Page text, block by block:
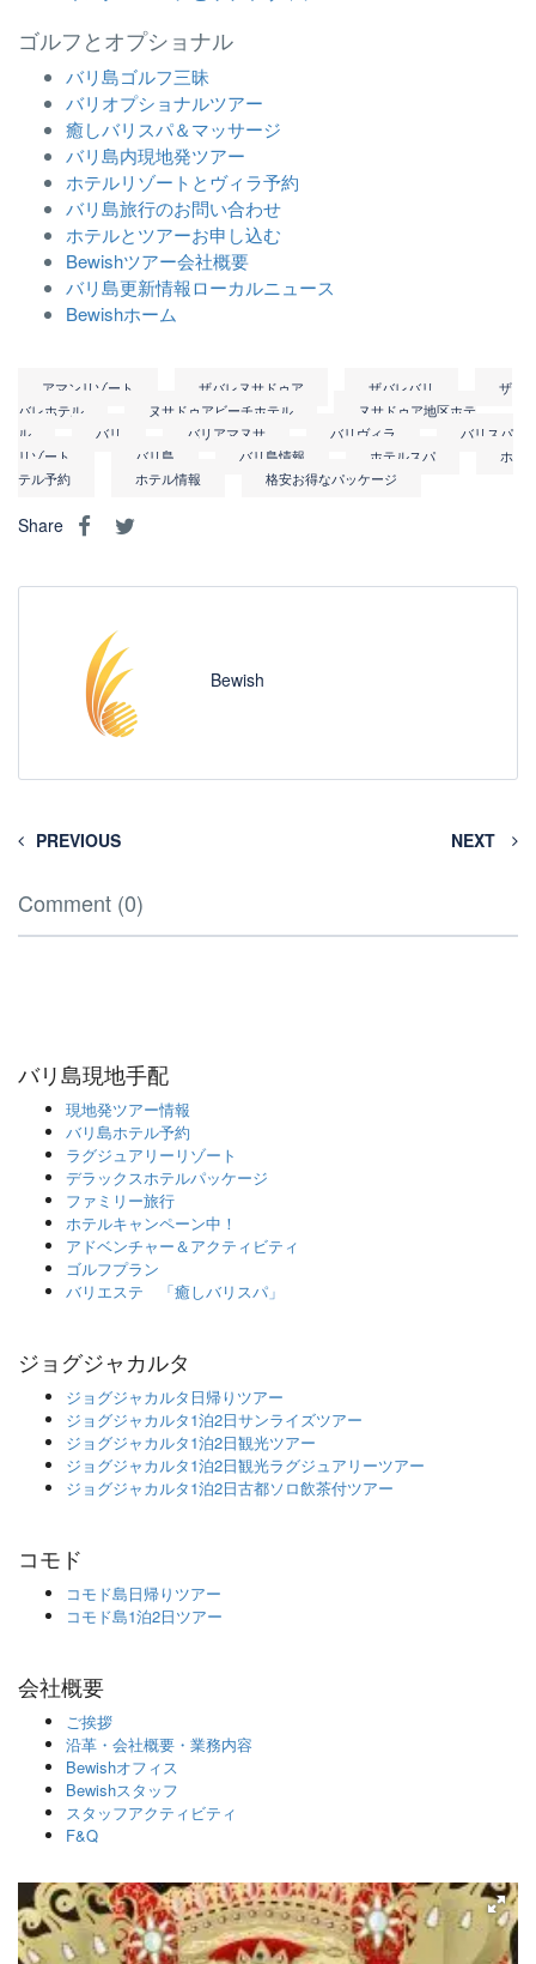
ゴルフとオプショナル
バリ島ゴルフ三昧
バリオプショナルツアー
癒しバリスパ＆マッサージ
バリ島内現地発ツアー
ホテルリゾートとヴィラ予約
バリ島旅行のお問い合わせ
ホテルとツアーお申し込む
Bewishツアー会社概要
バリ島更新情報ローカルニュース
Bewishホーム
アマンリゾート ザバレヌサドゥア ザバレバリ
ザ
バレホテル
ヌサドゥアビーチホテル
ヌサドゥア地区ホテ
ル
バリ バリアマヌサ バリヴィラ
バリスパ
リゾート
バリ島 バリ島情報 ホテルスパ
ホ
テル予約
ホテル情報 格安お得なパッケージ
Share
Bewish
PREVIOUS NEXT
Comment (0)
バリ島現地手配
現地発ツアー情報
バリ島ホテル予約
ラグジュアリーリゾート
デラックスホテルパッケージ
ファミリー旅行
ホテルキャンペーン中！
アドベンチャー＆アクティビティ
ゴルフプラン
バリエステ 「癒しバリスパ」
ジョグジャカルタ
ジョグジャカルタ日帰りツアー
ジョグジャカルタ1泊2日サンライズツアー
ジョグジャカルタ1泊2日観光ツアー
ジョグジャカルタ1泊2日観光ラグジュアリーツアー
ジョグジャカルタ1泊2日古都ソロ飲茶付ツアー
コモド
コモド島日帰りツアー
コモド島1泊2日ツアー
会社概要
ご挨拶
沿革・会社概要・業務内容
Bewishオフィス
Bewishスタッフ
スタッフアクティビティ
F&Q